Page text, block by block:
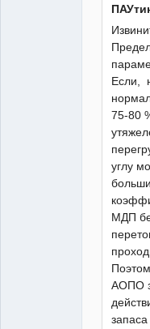
Если,
75-80
углу
МДП
АОПО